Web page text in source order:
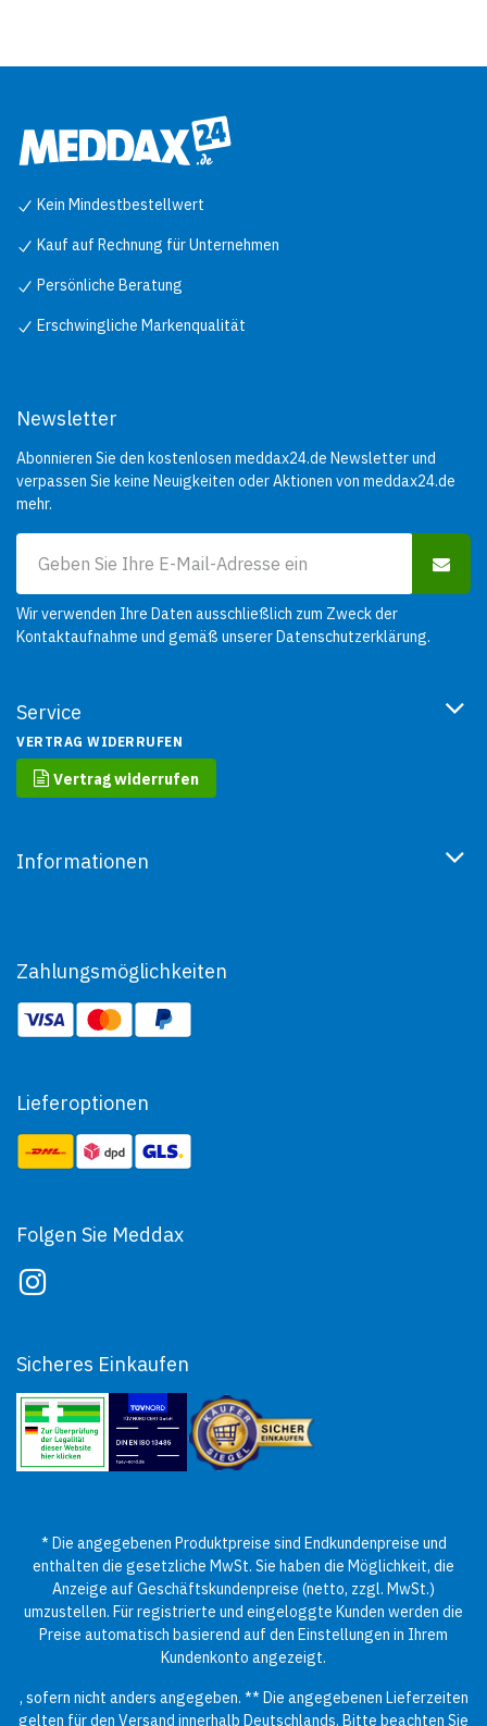
Kein Mindestbestellwert
Kauf auf Rechnung für Unternehmen
Persönliche Beratung
Erschwingliche Markenqualität
Service
VERTRAG WIDERRUFEN
Vertrag widerrufen
Informationen
Newsletter
Abonnieren Sie den kostenlosen meddax24.de Newsletter und
verpassen Sie keine Neuigkeiten oder Aktionen von meddax24.de
mehr.
Wir verwenden Ihre Daten ausschließlich zum Zweck der
Kontaktaufnahme und gemäß unsererDatenschutzerklärung.
Zahlungsmöglichkeiten
Lieferoptionen
Folgen Sie Meddax
Sicheres Einkaufen
* Die angegebenen Produktpreise sind Endkundenpreise und
enthalten die gesetzliche MwSt. Sie haben die Möglichkeit, die
Anzeige auf Geschäftskundenpreise (netto, zzgl. MwSt.)
umzustellen. Für registrierte und eingeloggte Kunden werden die
Preise automatisch basierend auf den Einstellungen in Ihrem
Kundenkonto angezeigt.
, sofern nicht anders angegeben. ** Die angegebenen Lieferzeiten
gelten für den Versand innerhalb Deutschlands. Bitte beachten Sie